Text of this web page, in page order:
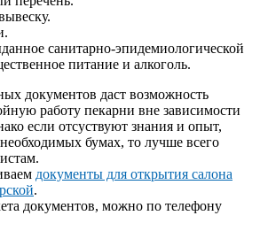
санитарно-эпидемиологической
питание и алкоголь.
документов даст возможность
работу пекарни вне зависимости
если отсуствуют знания и опыт,
бумах, то лучше всего
документы для открытия салона
.
документов, можно по телефону